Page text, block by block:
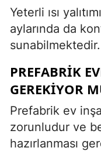
Yeterli ısı
aylarında da
sunabilmektedir.
PREFABRIK
GEREKIYOR
Prefabrik ev
zorunludur ve
hazırlanması